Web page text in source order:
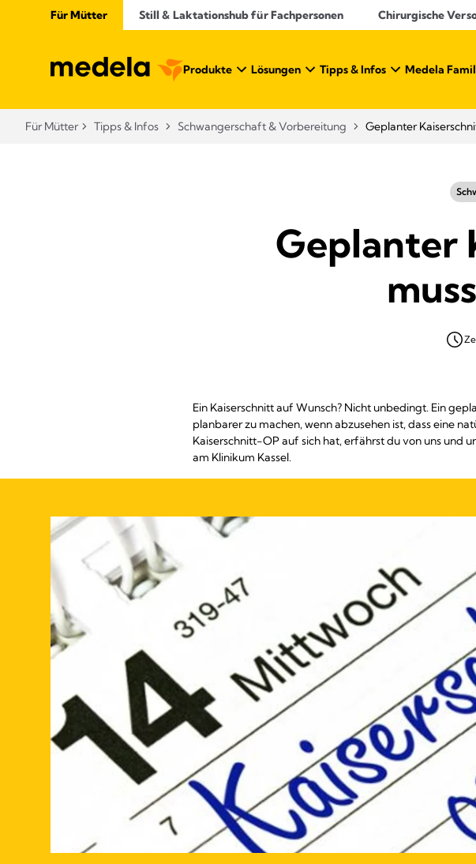
Für Mütter Still & Laktationshub für Fachpersonen Chirurgische
Produkte Lösungen Tipps & Infos Medela
Für Mütter Tipps & Infos Schwangerschaft & Vorbereitung Geplanter
Geplanter
Ein Kaiserschnitt auf Wunsch? Nicht unbedingt. Ein
planbarer zu machen, wenn abzusehen ist, dass eine
Kaiserschnitt-OP auf sich hat, erfährst du von uns und
am Klinikum Kassel.